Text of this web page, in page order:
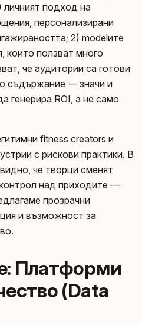
личният подход на
персонализирани
2) modelите
които ползват много
че аудитории са готови
съдържание — значи и
генерира ROI, а не само
fitness creators и
с рискови практики. В
че творци сменят
над приходите —
прозрачни
и възможност за
Платформи
(Data